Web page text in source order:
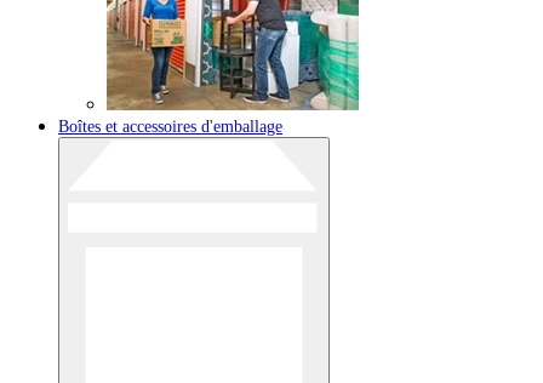
Boîtes et accessoires d'emballage